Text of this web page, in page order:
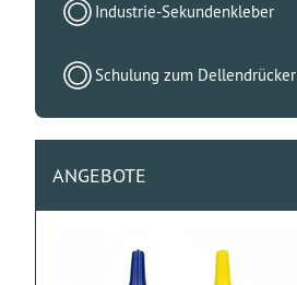
Industrie-Sekundenkleber
Schulung zum Dellendrücker
ANGEBOTE